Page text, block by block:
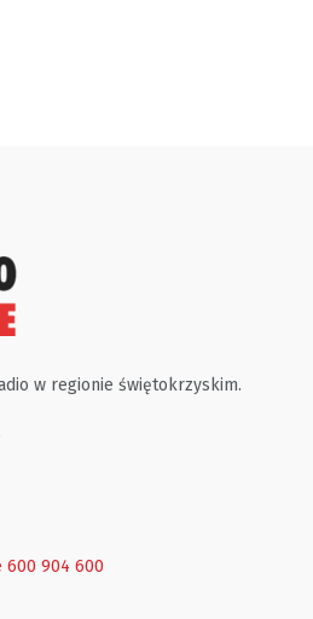
w regionie świętokrzyskim.
600 904 600